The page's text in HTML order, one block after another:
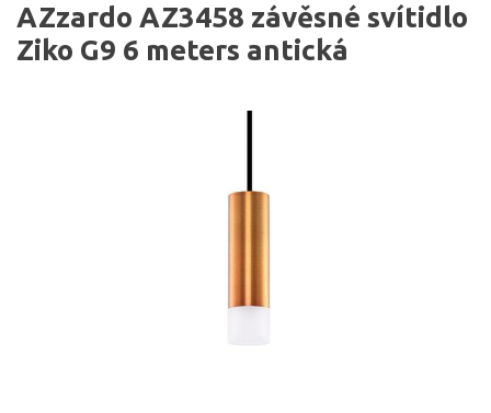
AZzardo AZ3458 závěsné svítidlo
Ziko G9 6 meters antická